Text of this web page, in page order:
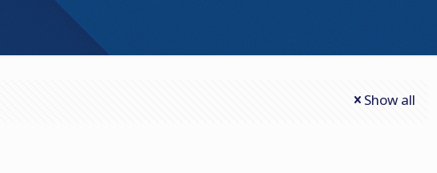
Show all